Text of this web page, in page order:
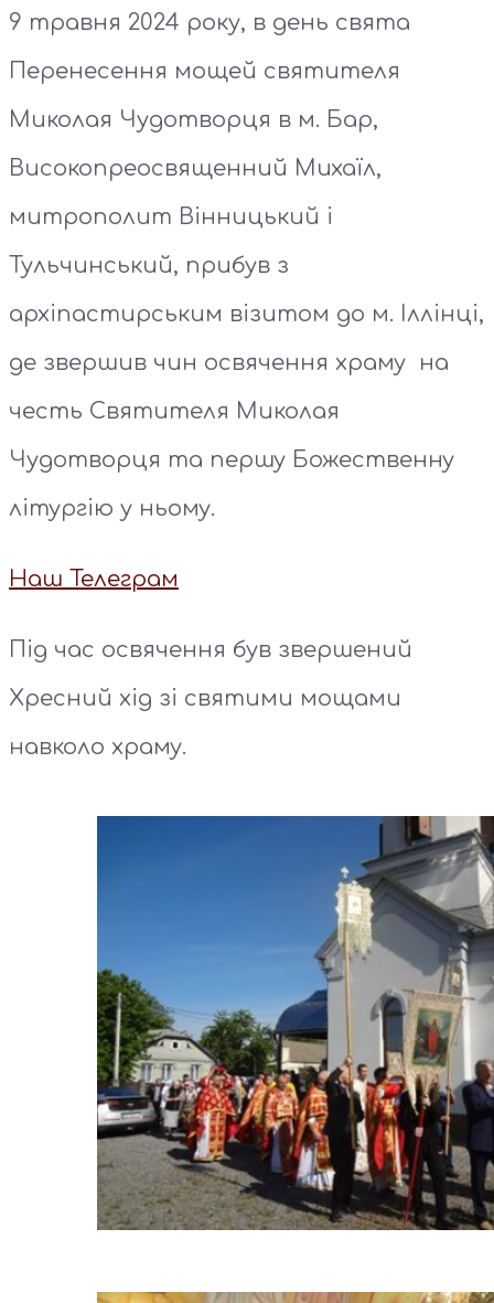
9 травня 2024 року, в день свята
Перенесення мощей святителя
Миколая Чудотворця в м. Бар,
Високопреосвященний Михаїл,
митрополит Вінницький і
Тульчинський, прибув з
архіпастирським візитом до м. Іллінці,
де звершив чин освячення храму на
честь Святителя Миколая
Чудотворця та першу Божественну
літургію у ньому.
Наш Телеграм
Під час освячення був звершений
Хресний хід зі святими мощами
навколо храму.